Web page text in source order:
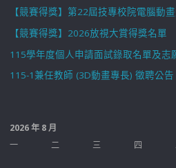
【競賽得獎】第22屆技專校院電腦動
【競賽得獎】2026放視大賞得獎名單
115學年度個人申請面試錄取名單及志
115-1兼任教師 (3D動畫專長) 徵聘公告
2026 年 8 月
一
二 三 四